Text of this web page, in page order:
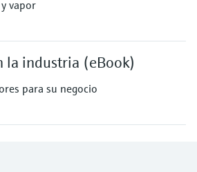
vapor
la industria (eBook)
para su negocio